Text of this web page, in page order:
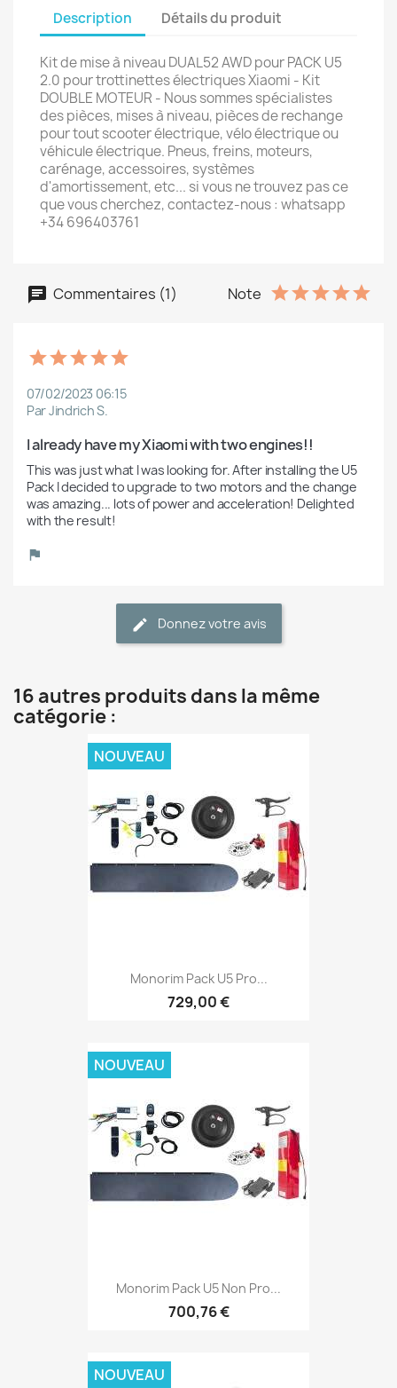
Description Détails du produit
Kit de mise à niveau DUAL52 AWD pour PACK U5
2.0 pour trottinettes électriques Xiaomi - Kit
DOUBLE MOTEUR - Nous sommes spécialistes
des pièces, mises à niveau, pièces de rechange
pour tout scooter électrique, vélo électrique ou
véhicule électrique. Pneus, freins, moteurs,
carénage, accessoires, systèmes
d'amortissement, etc... si vous ne trouvez pas ce
que vous cherchez, contactez-nous : whatsapp
+34 696403761
Commentaires (1) Note
07/02/2023 06:15
Par Jindrich S.
I already have my Xiaomi with two engines!!
This was just what I was looking for. After installing the U5
Pack I decided to upgrade to two motors and the change
was amazing... lots of power and acceleration! Delighted
with the result!
Donnez votre avis
16 autres produits dans la même
catégorie :
Monorim Pack U5 Pro...
729,00 €
NOUVEAU
Monorim Pack U5 Non Pro...
700,76 €
NOUVEAU
NOUVEAU